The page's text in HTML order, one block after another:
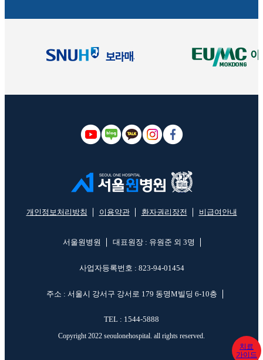
치료
가이드
개인정보처리방침 이용약관 환자권리장전 비급여안내
서울원병원 대표원장 : 유원준 외 3명
사업자등록번호 : 823-94-01454
주소 : 서울시 강서구 강서로 179 동명M빌딩 6-10층
TEL : 1544-5888
Copyright 2022 seoulonehospital. all rights reserved.